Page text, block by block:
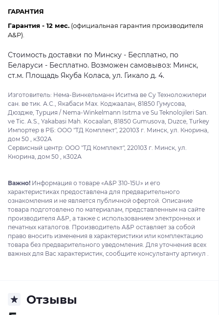
ГАРАНТИЯ
Гарантия - 12 мес. (официальная гарантия производителя
A&P).
Стоимость доставки по Минску - Бесплатно, по
Беларуси - Бесплатно. Возможен самовывоз: Минск,
ст.м. Площадь Якуба Коласа, ул. Гикало д. 4.
Изготовитель: Нема-Винкельманн Иситма ве Су Техноложилери
сан. ве тик. А.С., Якабаси Мах. Коджаалан, 81850 Гумусова,
Дюздже, Турция / Nema-Winkelmann Isıtma ve Su Teknolojileri San.
ve Tic. A.S., Yakabasi Mah. Kocaalan, 81850 Gumusova, Duzce, Turkey
Импортер в РБ: ООО "ТД Комплект", 220103 г. Минск, ул. Кнорина,
дом 50 , к302А
Сервисный центр: ООО "ТД Комплект", 220103 г. Минск, ул.
Кнорина, дом 50 , к302А
Важно! Информация о товаре «A&P 310-15U» и его
характеристиках предоставлена для предварительного
ознакомления и не является публичной офертой. Описание
товара подготовлено по материалам, представленным на сайте
производителя A&P, а также с использованием электронных и
печатных каталогов. Производитель A&P оставляет за собой
право вносить изменения в характеристики или комплектацию
товара без предварительного уведомления. Для уточнения всех
важных для Вас характеристик, сообщите консультанту артикул .
Отзывы